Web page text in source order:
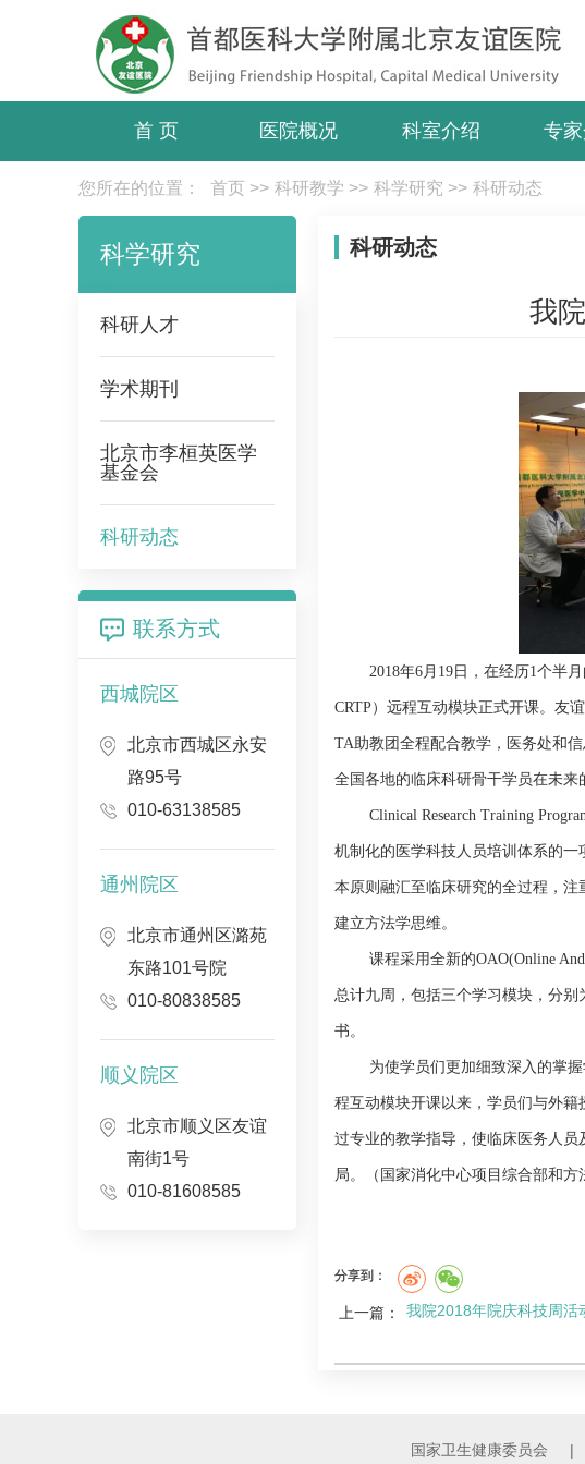
首 页 医院概况 科室介绍 专
您所在的位置： 首页 >> 科研教学 >> 科学研究 >> 科研动态
科学研究
科研人才
学术期刊
北京市李桓英医学
基金会
科研动态
联系方式
西城院区
北京市西城区永安
路95号
010-63138585
通州院区
北京市通州区潞苑
东路101号院
010-80838585
顺义院区
北京市顺义区友谊
南街1号
010-81608585
科研动态
我
2018年6月19日，在经历1个半
CRTP）远程互动模块正式开课。友
TA助教团全程配合教学，医务处和
全国各地的临床科研骨干学员在未来
Clinical Research Training
机制化的医学科技人员培训体系的
本原则融汇至临床研究的全过程，注
建立方法学思维。
课程采用全新的OAO(Online
总计九周，包括三个学习模块，分
书。
为使学员们更加细致深入的掌
程互动模块开课以来，学员们与外
过专业的教学指导，使临床医务人
局。（国家消化中心项目综合部和方
分享到：
上一篇： 我院2018年院庆科技周活
国家卫生健康委员会 |